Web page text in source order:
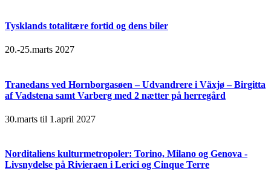
Tysklands totalitære fortid og dens biler
20.-25.marts 2027
Tranedans ved Hornborgasøen – Udvandrere i Växjø – Birgitta
af Vadstena samt Varberg med 2 nætter på herregård
30.marts til 1.april 2027
Norditaliens kulturmetropoler: Torino, Milano og Genova -
Livsnydelse på Rivieraen i Lerici og Cinque Terre